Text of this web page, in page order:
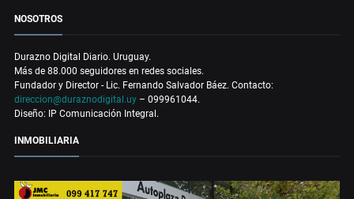
NOSOTROS
Durazno Digital Diario. Uruguay.
Más de 88.000 seguidores en redes sociales.
Fundador y Director - Lic. Fernando Salvador Báez. Contacto:
direccion@duraznodigital.uy – 099961044.
Diseño: IP Comunicación Integral.
INMOBILIARIA